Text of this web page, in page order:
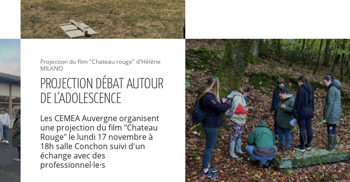
Projection du film "Chateau rouge" d'Hélène
MILANO
PROJECTION DÉBAT AUTOUR
DE L'ADOLESCENCE
Les CEMEA Auvergne organisent
une projection du film "Chateau
Rouge" le lundi 17 novembre à
18h salle Conchon suivi d'un
échange avec des
professionnel·le·s